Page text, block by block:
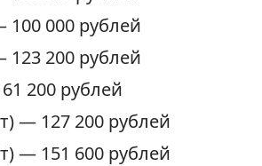
100 000 рублей
123 200 рублей
200 рублей
— 127 200 рублей
— 151 600 рублей